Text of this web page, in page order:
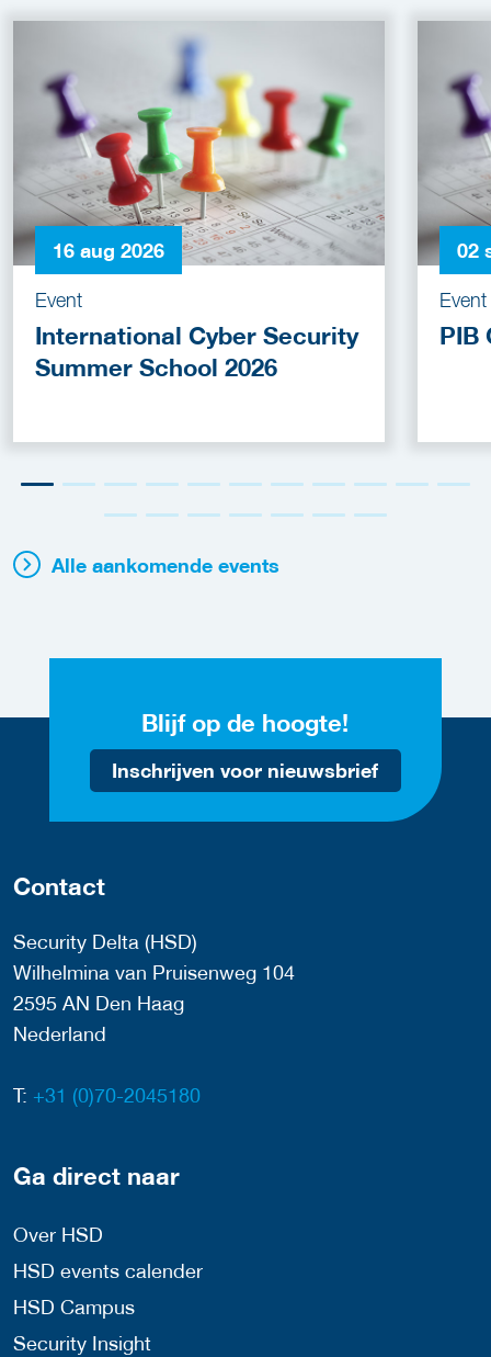
16 aug 2026
Event
International Cyber Security
Summer School 2026
02
Event
PIB
Alle aankomende events
Blijf op de hoogte!
Inschrijven voor nieuwsbrief
Contact
Security Delta (HSD)
Wilhelmina van Pruisenweg 104
2595 AN Den Haag
Nederland
T: +31 (0)70-2045180
Ga direct naar
Over HSD
HSD events calender
HSD Campus
Security Insight